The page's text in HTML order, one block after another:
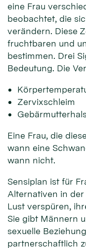
eine Frau
beobachtet, die
verändern. Diese
fruchtbaren und
bestimmen. Drei
Bedeutung. Die
Zervixschleim
Eine Frau, die
wann eine
wann nicht.
Sensiplan ist für
Alternativen in
Lust verspüren,
Sie gibt Männern
sexuelle
partnerschaftlich